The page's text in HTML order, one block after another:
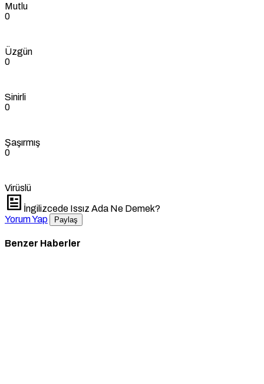
Mutlu
0
Üzgün
0
Sinirli
0
Şaşırmış
0
Virüslü
İngilizcede Issız Ada Ne Demek?
Yorum Yap
Paylaş
Benzer Haberler